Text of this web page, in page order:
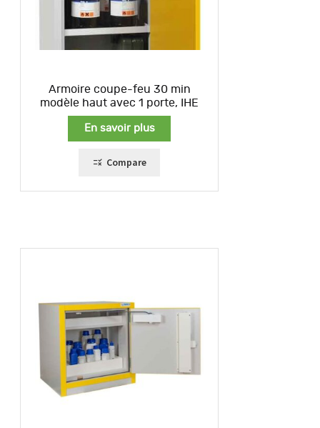
Armoire coupe-feu 30 min
modèle haut avec 1 porte, IHE
En savoir plus
Compare